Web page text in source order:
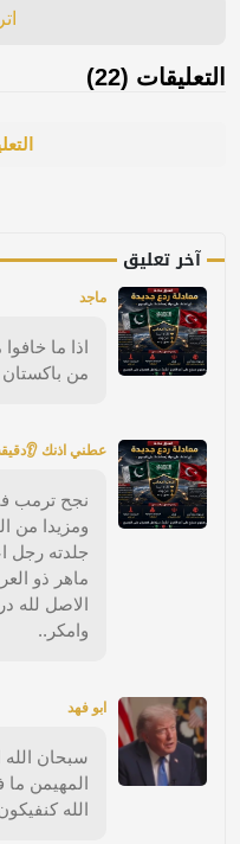
التعليقات (22)
آخر تعليق
ماجد
اذا ما
من باكستان
عطني اذنك
نجح ترمب
ومزيدا من
جلدته رجل
ماهر ذو
الاصل لله
وامكر..
ابو فهد
سبحان الله
المهيمن
الله